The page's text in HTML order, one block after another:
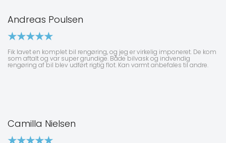
Andreas Poulsen
Fik lavet en komplet bil rengøring, og jeg er virkelig imponeret. De kom
som aftalt og var super grundige. Både bilvask og indvendig
rengøring af bil blev udført rigtig flot. Kan varmt anbefales til andre.
Camilla Nielsen